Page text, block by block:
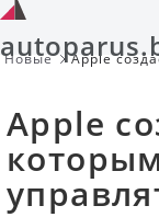
Новые
Apple
Apple